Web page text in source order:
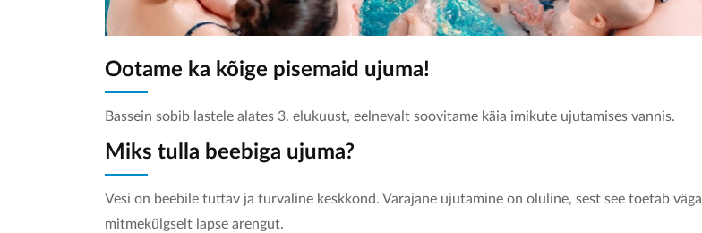
Ootame ka kõige pisemaid ujuma!
Bassein sobib lastele alates 3. elukuust, eelnevalt soovitame käia imikute ujutamises vannis.
Miks tulla beebiga ujuma?
Vesi on beebile tuttav ja turvaline keskkond. Varajane ujutamine on oluline, sest see toetab väga
mitmekülgselt lapse arengut.